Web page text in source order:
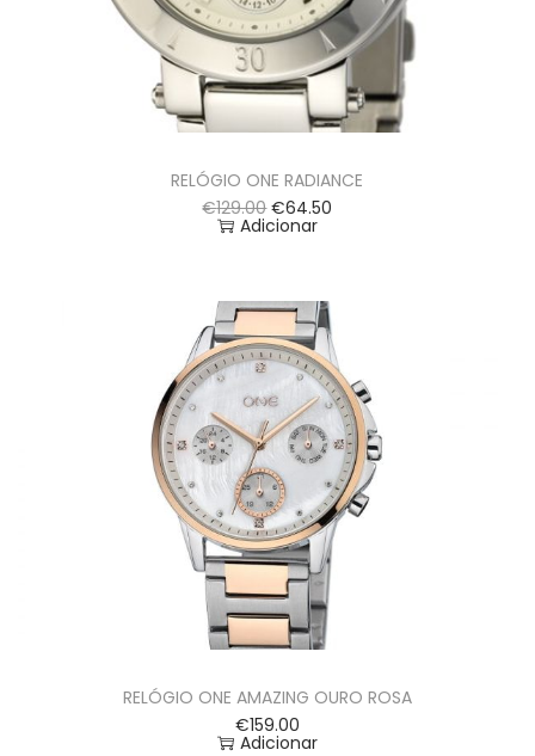
RELÓGIO ONE RADIANCE
€129.00 €64.50
Adicionar
RELÓGIO ONE AMAZING OURO ROSA
€159.00
Adicionar